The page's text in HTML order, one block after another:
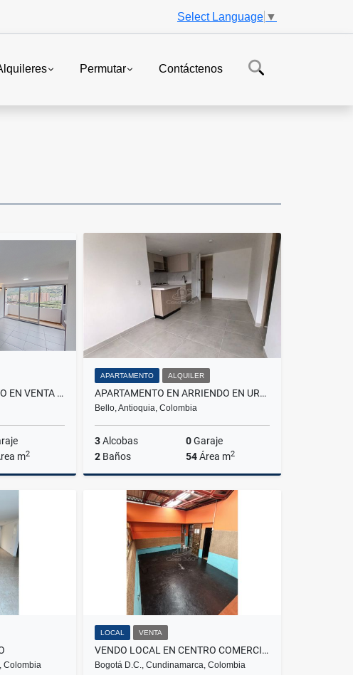
Select Language ▼
Permutar Contáctenos
VIDANTA - APARTAMENTO EN VENTA EN SAN GABRIEL, BELLO
m2
APARTAMENTO ALQUILER
APARTAMENTO EN ARRIENDO EN URBANIZACIÓN SENDERO SILVESTRE
Bello, Antioquia, Colombia
3Alcobas 0Garaje
2 Baños 54Área m2
Alquiler
$1.700.000
Colombia
LOCAL VENTA
VENDO LOCAL EN CENTRO COMERCIAL EN EL RETREPO, ANTONIO NARIÑO, BOGOTA
Bogotá D.C., Cundinamarca, Colombia